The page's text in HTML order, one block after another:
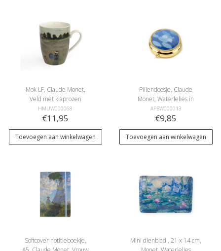
Mok LF, Claude Monet,
Veld met klaprozen
HMUW000068
€11,95
Toevoegen aan winkelwagen
Pillendoosje, Claude
Monet, Waterlelies in
avondlicht
APBW000013
€9,85
Toevoegen aan winkelwagen
Softcover notitieboekje,
Mini dienblad , 21 x 14 cm,